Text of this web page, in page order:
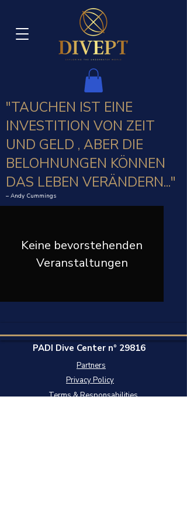
"TAUCHEN IST EINE
INVESTITION VON ZEIT
UND GELD , ABER DIE
BELOHNUNGEN KÖNNEN
DAS LEBEN VERÄNDERN..."
– Andy Cummings
Keine bevorstehenden
Veranstaltungen
PADI Dive Center nº 29816
Partners
Privacy Policy
Terms & Responsabilities